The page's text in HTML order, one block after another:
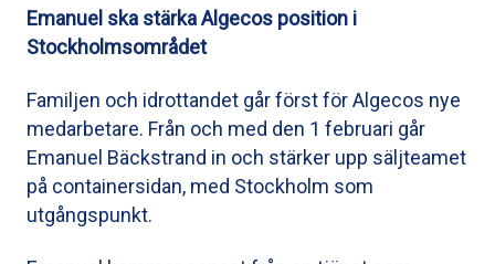
Emanuel ska stärka Algecos position i
Stockholmsområdet
Familjen och idrottandet går först för Algecos nye
medarbetare. Från och med den 1 februari går
Emanuel Bäckstrand in och stärker upp säljteamet
på containersidan, med Stockholm som
utgångspunkt.